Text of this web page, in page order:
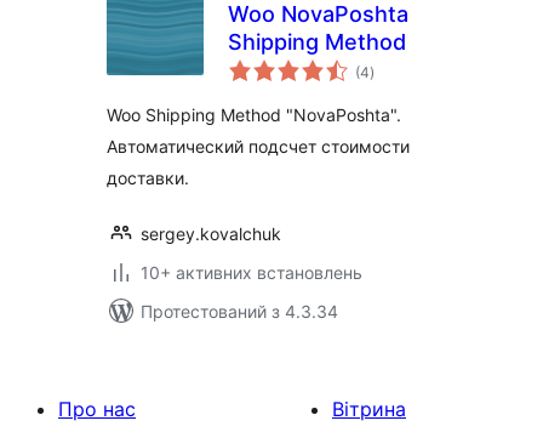
Woo NovaPoshta
Shipping Method
(4загальний
рейтинг
)
Woo Shipping Method "NovaPoshta".
Автоматический подсчет стоимости
доставки.
sergey.kovalchuk
10+ активних встановлень
Протестований з 4.3.34
Про нас
Вітрина